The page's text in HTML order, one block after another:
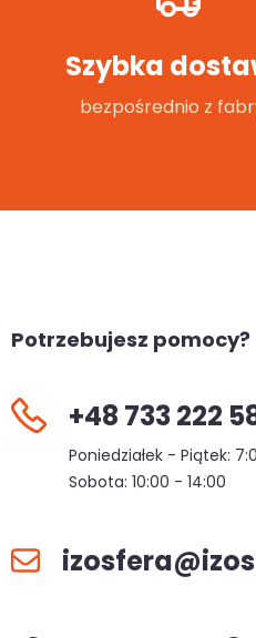
Szybka
bezpośrednio z
Potrzebujesz pomocy?
+48 733 222
Poniedziałek - Piątek:
Sobota: 10:00 - 14:00